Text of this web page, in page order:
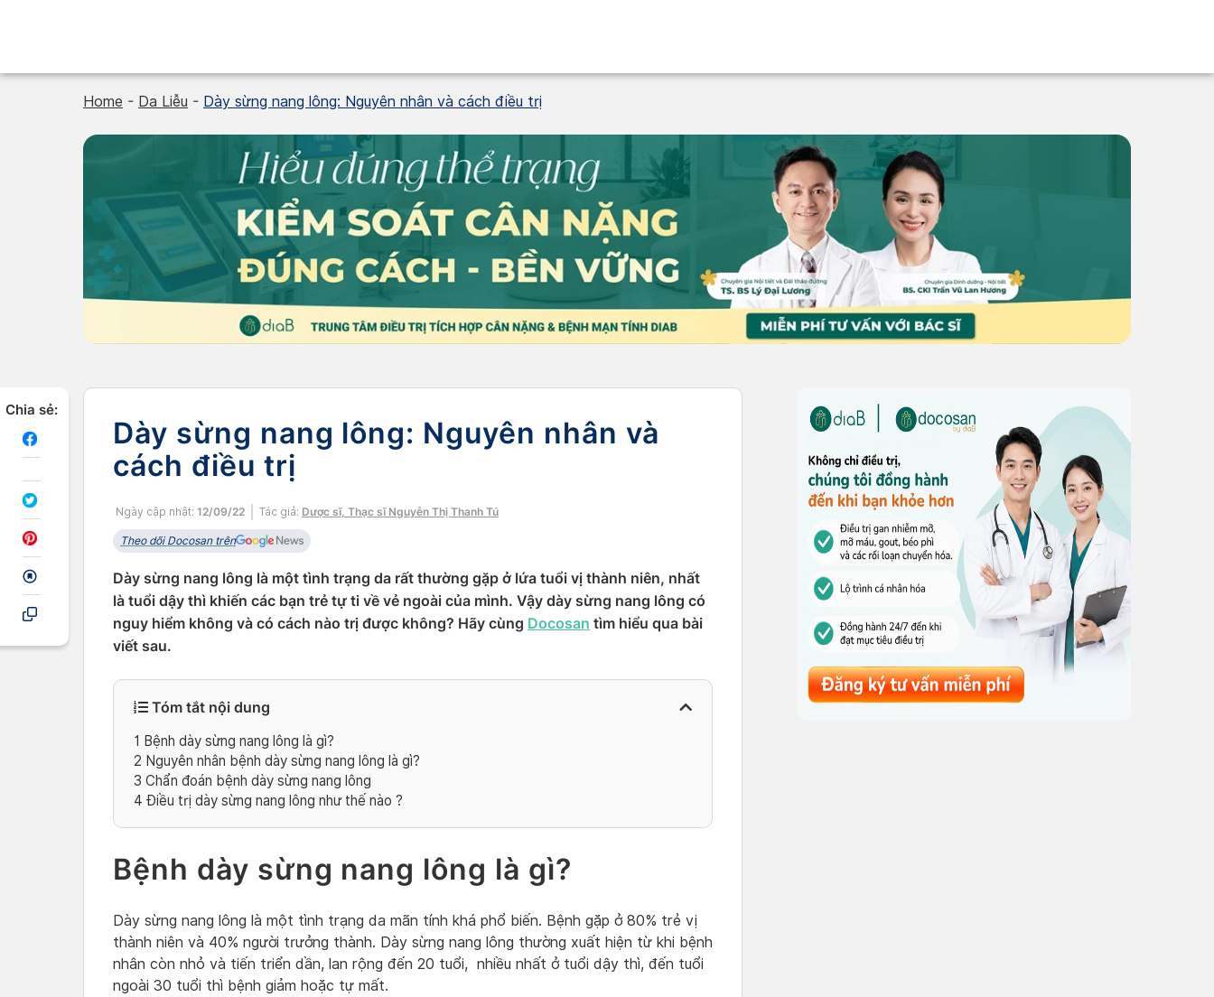
Home - Da Liễu - Dày sừng nang lông: Nguyên nhân và cách điều trị
Chia sẻ:
Dày sừng nang lông: Nguyên nhân và
cách điều trị
Ngày cập nhật: 12/09/22 Tác giả: Dược sĩ, Thạc sĩ Nguyễn Thị Thanh Tú
Theo dõi Docosan trên
Dày sừng nang lông là một tình trạng da rất thường gặp ở lứa tuổi vị thành niên, nhất
là tuổi dậy thì khiến các bạn trẻ tự ti về vẻ ngoài của mình. Vậy dày sừng nang lông có
nguy hiểm không và có cách nào trị được không? Hãy cùng Docosan tìm hiểu qua bài
viết sau.
Tóm tắt nội dung
1 Bệnh dày sừng nang lông là gì?
2 Nguyên nhân bệnh dày sừng nang lông là gì?
3 Chẩn đoán bệnh dày sừng nang lông
4 Điều trị dày sừng nang lông như thế nào ?
Bệnh dày sừng nang lông là gì?
Dày sừng nang lông là một tình trạng da mãn tính khá phổ biến. Bệnh gặp ở 80% trẻ vị
thành niên và 40% người trưởng thành. Dày sừng nang lông thường xuất hiện từ khi bệnh
nhân còn nhỏ và tiến triển dần, lan rộng đến 20 tuổi, nhiều nhất ở tuổi dậy thì, đến tuổi
ngoài 30 tuổi thì bệnh giảm hoặc tự mất.